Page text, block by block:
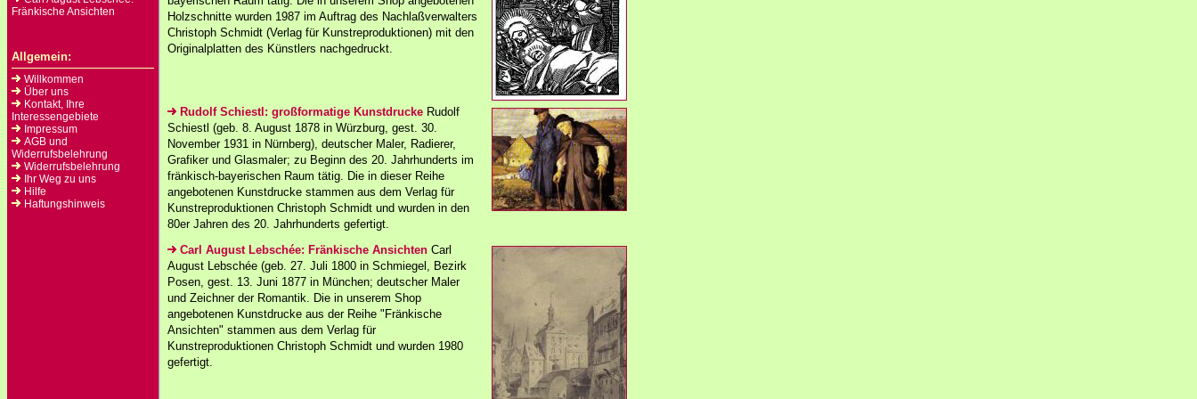
Fränkische Ansichten
Allgemein:
Willkommen
Über uns
Kontakt, Ihre
Interessengebiete
Impressum
AGB und
Widerrufsbelehrung
Widerrufsbelehrung
Ihr Weg zu uns
Hilfe
Haftungshinweis
Holzschnitte wurden 1987 im Auftrag des Nachlaßverwalters
Christoph Schmidt (Verlag für Kunstreproduktionen) mit den
Originalplatten des Künstlers nachgedruckt.
Rudolf Schiestl: großformatige Kunstdrucke Rudolf
Schiestl (geb. 8. August 1878 in Würzburg, gest. 30.
November 1931 in Nürnberg), deutscher Maler, Radierer,
Grafiker und Glasmaler; zu Beginn des 20. Jahrhunderts im
fränkisch-bayerischen Raum tätig. Die in dieser Reihe
angebotenen Kunstdrucke stammen aus dem Verlag für
Kunstreproduktionen Christoph Schmidt und wurden in den
80er Jahren des 20. Jahrhunderts gefertigt.
Carl August Lebschée: Fränkische Ansichten Carl
August Lebschée (geb. 27. Juli 1800 in Schmiegel, Bezirk
Posen, gest. 13. Juni 1877 in München; deutscher Maler
und Zeichner der Romantik. Die in unserem Shop
angebotenen Kunstdrucke aus der Reihe "Fränkische
Ansichten" stammen aus dem Verlag für
Kunstreproduktionen Christoph Schmidt und wurden 1980
gefertigt.